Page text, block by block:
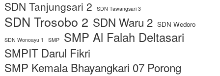
SDN Tanjungsari 2 SDN Tawangsari 3
SDN Trosobo 2 SDN Waru 2 SDN Wedoro
SDN Wonoayu 1 SMP SMP Al Falah Deltasari
SMPIT Darul Fikri
SMP Kemala Bhayangkari 07 Porong